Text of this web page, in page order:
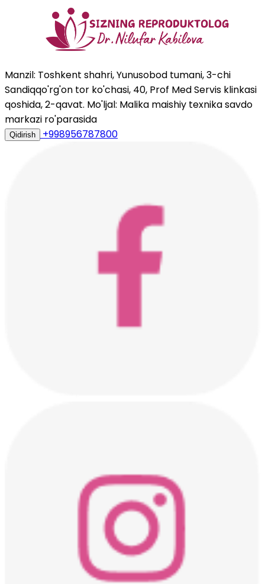
Manzil: Toshkent shahri, Yunusobod tumani, 3-chi
Sandiqqo'rg'on tor ko'chasi, 40, Prof Med Servis klinkasi
qoshida, 2-qavat. Mo'ljal: Malika maishiy texnika savdo
markazi ro'parasida
Qidirish +998956787800